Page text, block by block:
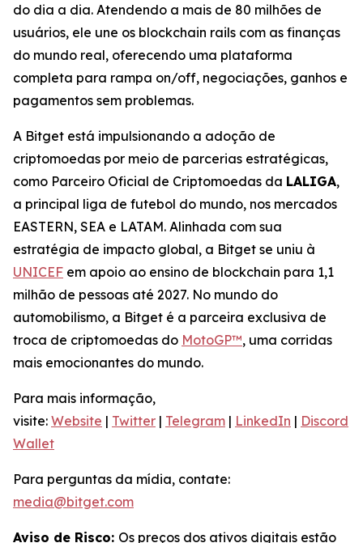
do dia a dia. Atendendo a mais de 80 milhões de
usuários, ele une os blockchain rails com as finanças
do mundo real, oferecendo uma plataforma
completa para rampa on/off, negociações, ganhos e
pagamentos sem problemas.
A Bitget está impulsionando a adoção de
criptomoedas por meio de parcerias estratégicas,
como Parceiro Oficial de Criptomoedas da LALIGA,
a principal liga de futebol do mundo, nos mercados
EASTERN, SEA e LATAM. Alinhada com sua
estratégia de impacto global, a Bitget se uniu à
UNICEF em apoio ao ensino de blockchain para 1,1
milhão de pessoas até 2027. No mundo do
automobilismo, a Bitget é a parceira exclusiva de
troca de criptomoedas do MotoGP™, uma corridas
mais emocionantes do mundo.
Para mais informação,
visite: Website | Twitter | Telegram | LinkedIn | Discord
Wallet
Para perguntas da mídia, contate:
media@bitget.com
Aviso de Risco: Os preços dos ativos digitais estão